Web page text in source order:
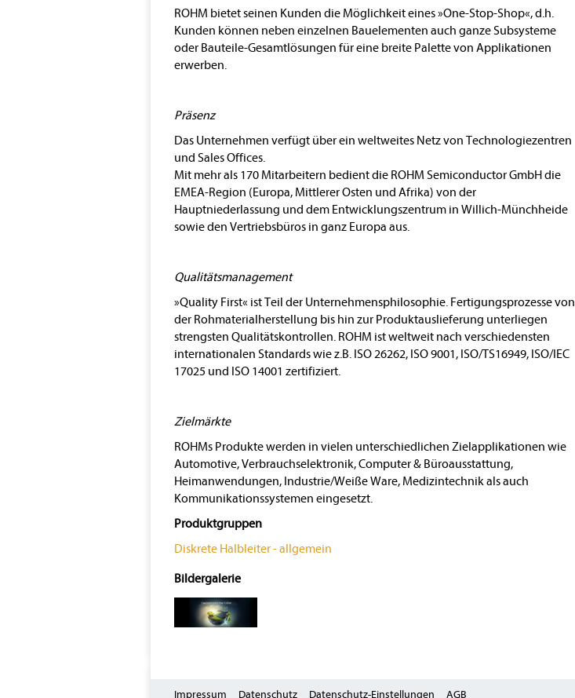
ROHM bietet seinen Kunden die Möglichkeit eines »One-Stop-Shop«, d.h.
Kunden können neben einzelnen Bauelementen auch ganze Subsysteme
oder Bauteile-Gesamtlösungen für eine breite Palette von Applikationen
erwerben.
Präsenz
Das Unternehmen verfügt über ein weltweites Netz von Technologiezentren
und Sales Offices.
Mit mehr als 170 Mitarbeitern bedient die ROHM Semiconductor GmbH die
EMEA-Region (Europa, Mittlerer Osten und Afrika) von der
Hauptniederlassung und dem Entwicklungszentrum in Willich-Münchheide
sowie den Vertriebsbüros in ganz Europa aus.
Qualitätsmanagement
»Quality First« ist Teil der Unternehmensphilosophie. Fertigungsprozesse von
der Rohmaterialherstellung bis hin zur Produktauslieferung unterliegen
strengsten Qualitätskontrollen. ROHM ist weltweit nach verschiedensten
internationalen Standards wie z.B. ISO 26262, ISO 9001, ISO/TS16949, ISO/IEC
17025 und ISO 14001 zertifiziert.
Zielmärkte
ROHMs Produkte werden in vielen unterschiedlichen Zielapplikationen wie
Automotive, Verbrauchselektronik, Computer & Büroausstattung,
Heimanwendungen, Industrie/Weiße Ware, Medizintechnik als auch
Kommunikationssystemen eingesetzt.
Produktgruppen
Diskrete Halbleiter - allgemein
Bildergalerie
Impressum Datenschutz Datenschutz-Einstellungen AGB